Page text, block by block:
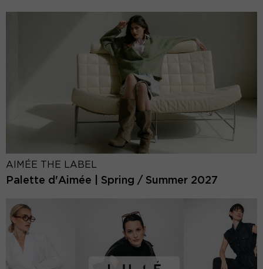
AIMÉE THE LABEL
Palette d'Aimée | Spring / Summer 2027